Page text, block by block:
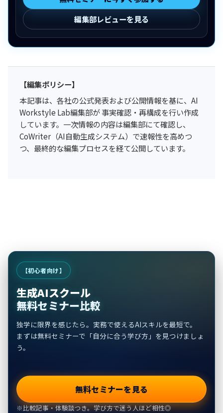
編集部レビューを見る
【編集ポリシー】
本記事は、各社の公式発表および公開情報を基に、AI
Workstyle Lab編集部が 事実確認・再構成を行い作成
しています。一次情報の内容は編集部にて確認し、
CoWriter（AI自動生成システム）で速報性を高めつ
つ、最終的な編集プロセスを経て公開しています。
【初心者向け】
生成AIスクール
無料セミナー比較
独学に限界を感じたら。実務で使えるAIスキルを最短で。
まずは無料セミナーで「自分に合う学び方」を見つけましょ
う。
無料セミナーを見る
※比較記事・体験談つき。学び方で迷う人ほど相性◎